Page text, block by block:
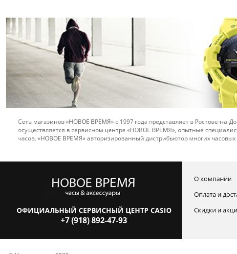
Сеть магазинов «НОВОЕ ВРЕМЯ» с 1997 года представляет в Ростове-на-
осуществляется в сервисном центре «НОВОЕ ВРЕМЯ», опытные
часов. «НОВОЕ ВРЕМЯ» авторизированный дистрибьютор многих часовых
ОФИЦИАЛЬНЫЙ СЕРВИСНЫЙ ЦЕНТР CASIO
+7 (918) 892-47-93
О компании
Оплата и
Скидки и